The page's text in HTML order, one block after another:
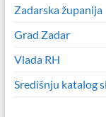
Zadarska županija
Grad Zadar
Vlada RH
Središnju katalog